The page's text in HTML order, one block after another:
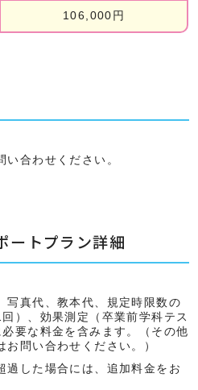
106,000円
合わせください。
ートプラン詳細
写真代、教本代、規定時限数の
）、効果測定（卒業前学科テス
要な料金を含みます。（その他
問い合わせください。）
過した場合には、追加料金をお